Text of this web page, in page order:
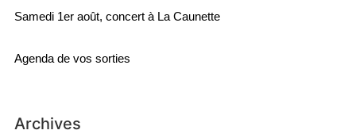
Samedi 1er août, concert à La Caunette
Agenda de vos sorties
Archives